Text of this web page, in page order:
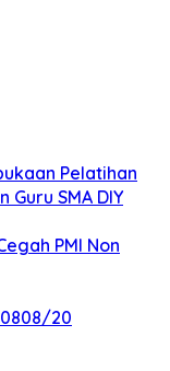
Pelatihan
SMA DIY
PMI Non
20